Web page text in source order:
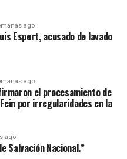
ago
Espert, acusado de lavado
ago
el procesamiento de
por irregularidades en la
ago
Salvación Nacional.*